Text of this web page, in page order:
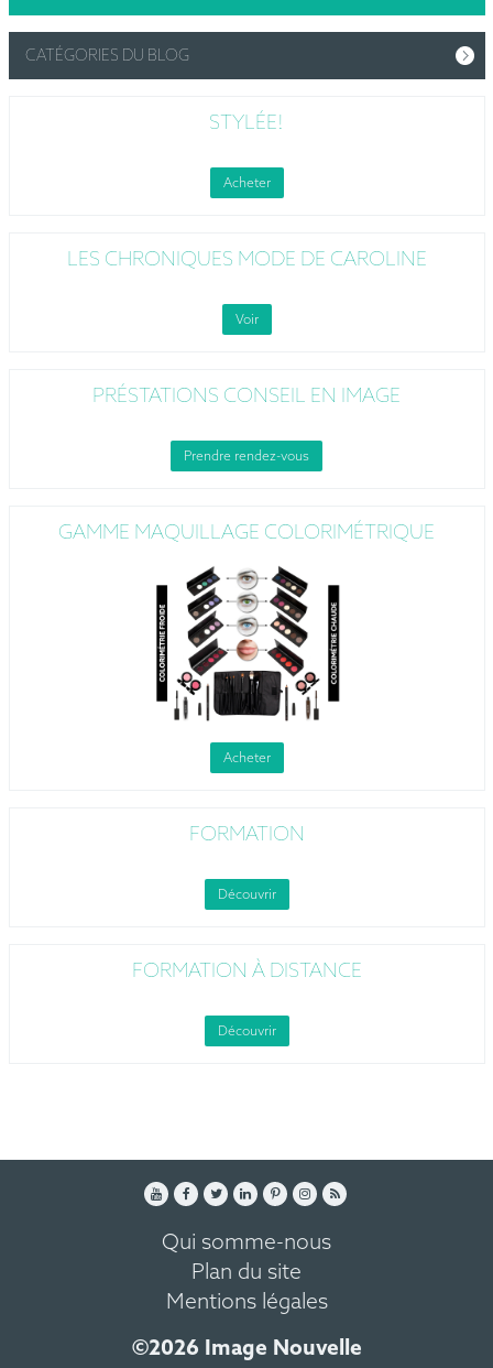
CATÉGORIES DU BLOG
STYLÉE!
Acheter
LES CHRONIQUES MODE DE CAROLINE
Voir
PRÉSTATIONS CONSEIL EN IMAGE
Prendre rendez-vous
GAMME MAQUILLAGE COLORIMÉTRIQUE
Acheter
FORMATION
Découvrir
FORMATION À DISTANCE
Découvrir
Qui somme-nous
Plan du site
Mentions légales
©2026 Image Nouvelle